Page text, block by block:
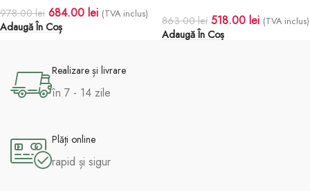
978.00lei 684.00 lei (TVA inclus)
Adaugă În Coș 863.00lei 518.00 lei (TVA inclus)
Adaugă În Coș
Realizare și livrare
în 7 - 14 zile
Plăți online
rapid și sigur